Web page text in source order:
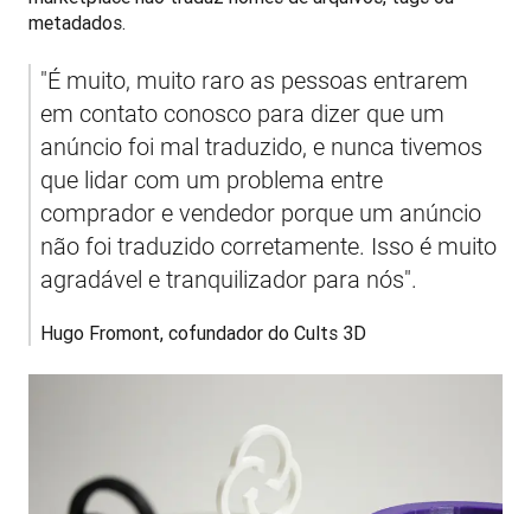
metadados.
"É muito, muito raro as pessoas entrarem
em contato conosco para dizer que um
anúncio foi mal traduzido, e nunca tivemos
que lidar com um problema entre
comprador e vendedor porque um anúncio
não foi traduzido corretamente. Isso é muito
agradável e tranquilizador para nós".
Hugo Fromont, cofundador do Cults 3D